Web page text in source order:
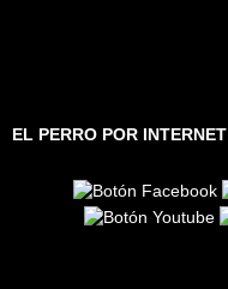
EL PERRO POR INTERNET